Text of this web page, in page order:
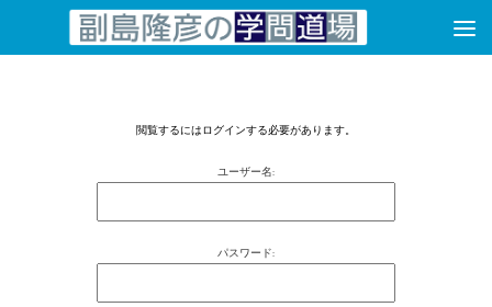
コンテンツへスキップ
閲覧するにはログインする必要があります。
ユーザー名:
パスワード: